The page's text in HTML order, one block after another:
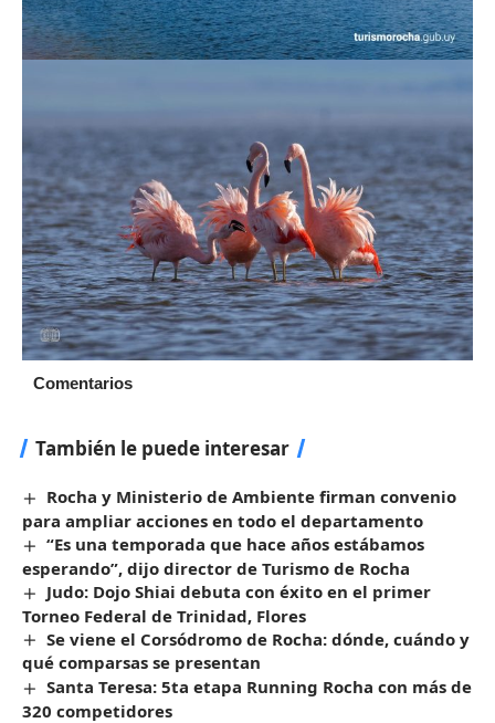
Comentarios
También le puede interesar
Rocha y Ministerio de Ambiente firman convenio
para ampliar acciones en todo el departamento
“Es una temporada que hace años estábamos
esperando”, dijo director de Turismo de Rocha
Judo: Dojo Shiai debuta con éxito en el primer
Torneo Federal de Trinidad, Flores
Se viene el Corsódromo de Rocha: dónde, cuándo y
qué comparsas se presentan
Santa Teresa: 5ta etapa Running Rocha con más de
320 competidores